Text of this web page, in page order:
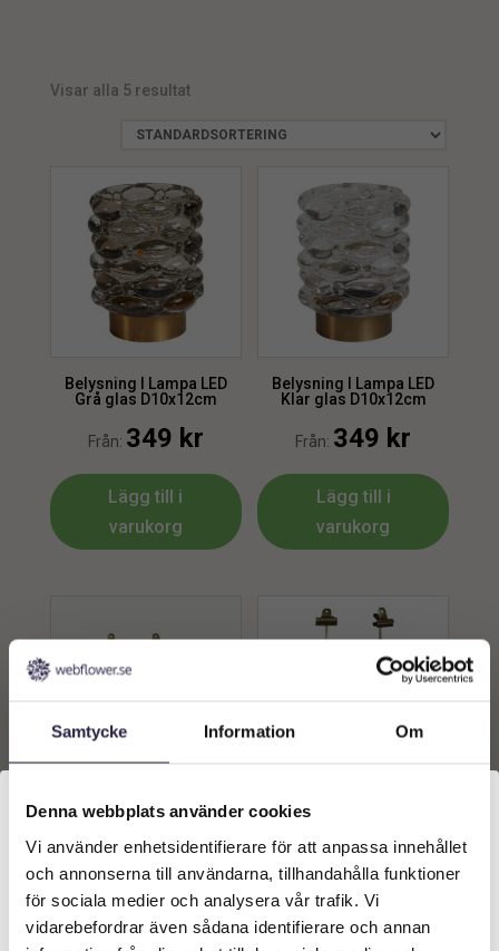
Samtycke Information Om
Denna webbplats använder cookies
Vi använder enhetsidentifierare för att anpassa innehållet
och annonserna till användarna, tillhandahålla funktioner
för sociala medier och analysera vår trafik. Vi
vidarebefordrar även sådana identifierare och annan
min.
Visar alla 5 resultat
Belysning l Lampa LED
Grå glas D10x12cm
Från: 349 kr
Lägg till i
varukorg
Belysning l Lampa LED
Klar glas D10x12cm
Från: 349 kr
Lägg till i
varukorg
Dekoration | Metallhållare
11x27cm
Från:169kr
Lägg till i
Dekoration | Metallhållare
11x35cm
Från:199kr
Lägg till i
Välkommen till Webflower
Vilken typ av kund är du? Du kan alltid justera ditt val
längst upp på sidan.